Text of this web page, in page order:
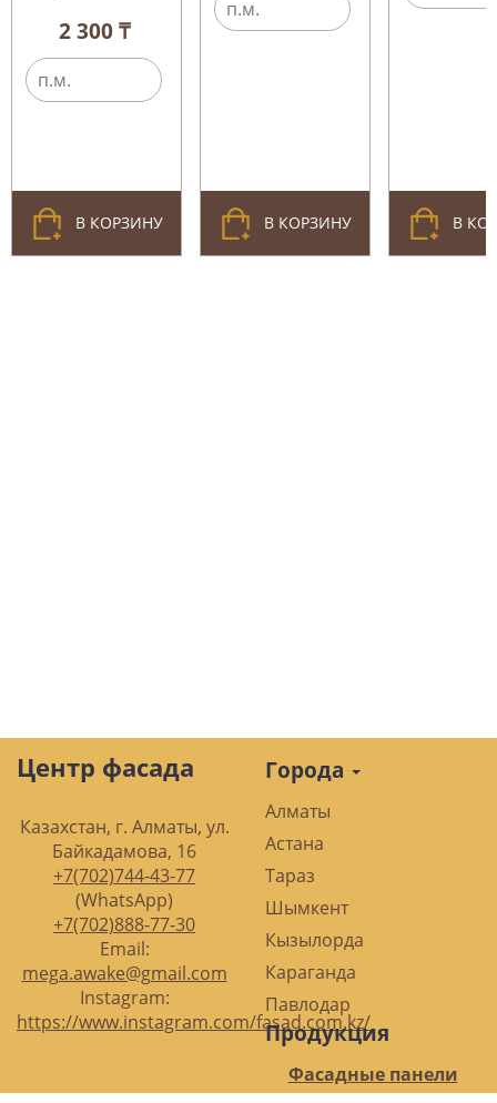
2 300 ₸
В КОРЗИНУ В КОРЗИНУ В
Центр фасада
Казахстан, г. Алматы, ул.
Байкадамова, 16
+7(702)744-43-77
(WhatsApp)
+7(702)888-77-30
Email:
mega.awake@gmail.com
Instagram:
https://www.instagram.com/fasad.com.kz/
Города
Алматы
Астана
Тараз
Шымкент
Кызылорда
Караганда
Павлодар
Продукция
Фасадные панели